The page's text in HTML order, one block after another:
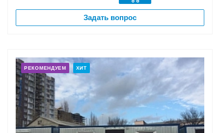
Задать вопрос
РЕКОМЕНДУЕМ ХИТ